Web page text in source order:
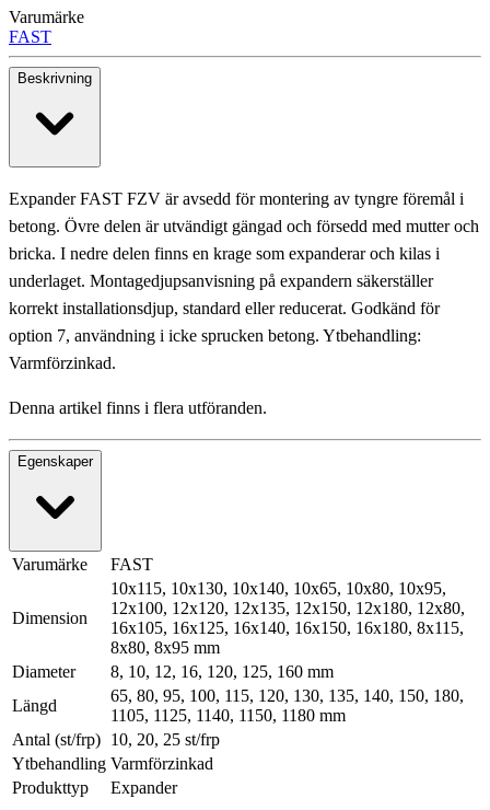
Varumärke
FAST
Beskrivning
Expander FAST FZV är avsedd för montering av tyngre föremål i
betong. Övre delen är utvändigt gängad och försedd med mutter och
bricka. I nedre delen finns en krage som expanderar och kilas i
underlaget. Montagedjupsanvisning på expandern säkerställer
korrekt installationsdjup, standard eller reducerat. Godkänd för
option 7, användning i icke sprucken betong. Ytbehandling:
Varmförzinkad.
Denna artikel finns i flera utföranden.
Egenskaper
Varumärke FAST
Dimension
10x115, 10x130, 10x140, 10x65, 10x80, 10x95,
12x100, 12x120, 12x135, 12x150, 12x180, 12x80,
16x105, 16x125, 16x140, 16x150, 16x180, 8x115,
8x80, 8x95 mm
Diameter
8, 10, 12, 16, 120, 125, 160 mm
Längd
65, 80, 95, 100, 115, 120, 130, 135, 140, 150, 180,
1105, 1125, 1140, 1150, 1180 mm
Antal (st/frp) 10, 20, 25 st/frp
Ytbehandling Varmförzinkad
Produkttyp
Expander